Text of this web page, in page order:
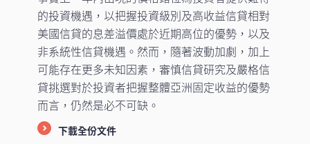
的投資機遇，以把握投資級別及高收益信貸相對
美國信貸的息差溢價處於近期高位的優勢，以及
非系統性信貸機遇。然而，隨著波動加劇，加上
可能存在更多未知因素，審慎信貸研究及嚴格信
貸挑選對於投資者把握整體亞洲固定收益的優勢
而言，仍然是必不可缺。
下載全份文件